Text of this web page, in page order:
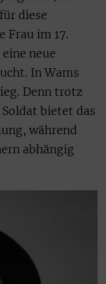
diese
Frau im 17.
neue
In Wams
Denn trotz
bietet das
während
abhängig